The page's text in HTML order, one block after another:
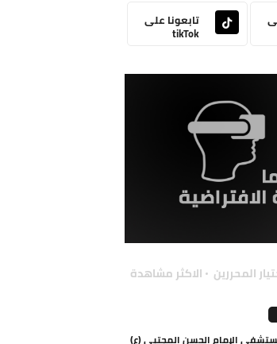
تابعونا على
tikTok
المحررين الاكثر مشاهدة
الإمام الحسن المجتبى (ع)